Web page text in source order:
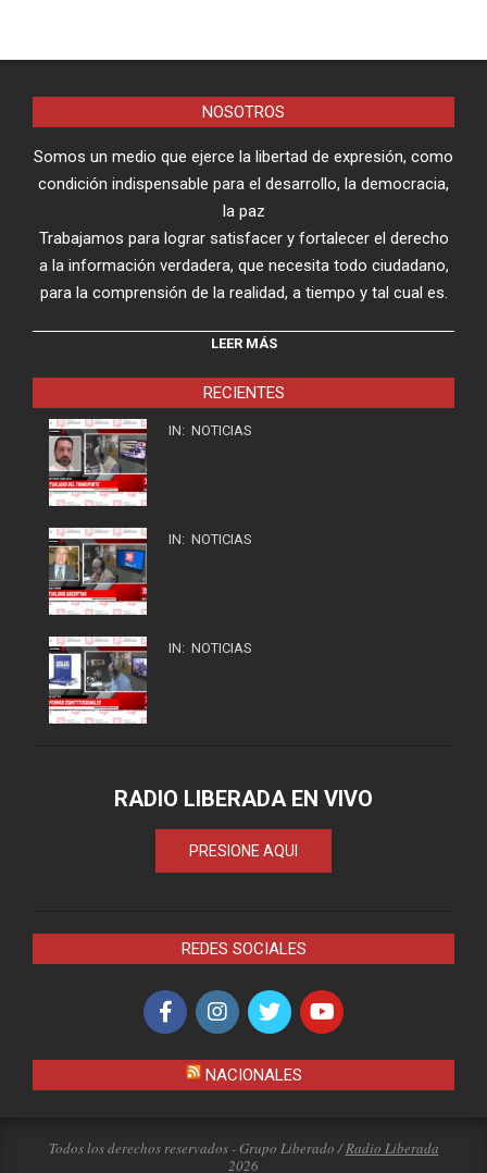
NOSOTROS
Somos un medio que ejerce la libertad de expresión, como
condición indispensable para el desarrollo, la democracia,
la paz
Trabajamos para lograr satisfacer y fortalecer el derecho
a la información verdadera, que necesita todo ciudadano,
para la comprensión de la realidad, a tiempo y tal cual es.
LEER MÁS
RECIENTES
IN: NOTICIAS
IN: NOTICIAS
IN: NOTICIAS
RADIO LIBERADA EN VIVO
PRESIONE AQUI
REDES SOCIALES
NACIONALES
Todos los derechos reservados - Grupo Liberado /Radio Liberada
2026